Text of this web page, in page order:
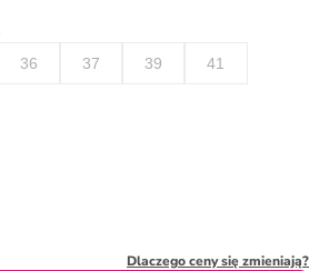
36 37 39 41
Dlaczego ceny się zmieniają?